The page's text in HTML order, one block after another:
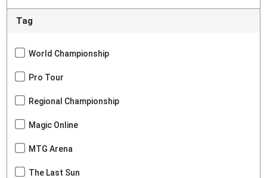
Tag
World Championship
Pro Tour
Regional Championship
Magic Online
MTG Arena
The Last Sun